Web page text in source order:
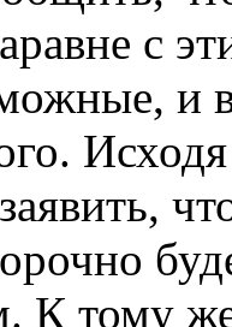
с
и
К тому